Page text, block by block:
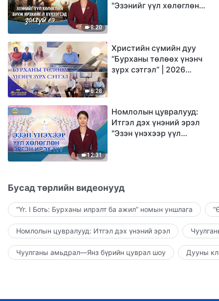
8:20
"Эзэнийг үүл хөлөглөн
6:28
Христийн сүмийн дуу
“Бурханы төлөөх үнэнч
зүрх сэтгэл” | 2026
12:31
Номлолын цувралууд:
Итгэл дэх үнэний эрэл
"Эзэн үнэхээр үүл
Бусад төрлийн видеонууд
“Үг. I Боть: Бурханы илрэлт ба ажил” номын уншлага
Номлолын цувралууд: Итгэл дэх үнэний эрэл
Чуулганы амьдрал—Янз бүрийн цуврал шоу Дууны